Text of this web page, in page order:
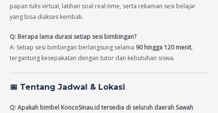
papan tulis virtual, latihan soal real-time, serta rekaman sesi belajar
yang bisa diakses kembali.
Q: Berapa lama durasi setiap sesi bimbingan?
A: Setiap sesi bimbingan berlangsung selama 90 hingga 120 menit,
tergantung kesepakatan dengan tutor dan kebutuhan siswa.
📅 Tentang Jadwal & Lokasi
Q: Apakah bimbel KoncoSinau.id tersedia di seluruh daerah Sawah